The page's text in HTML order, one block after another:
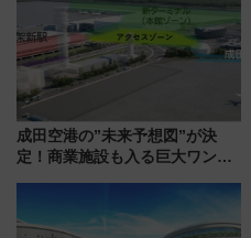
成田空港の”未来予想図”が決
定！商業施設も入る巨大ワンタ
ぶ！ JR空港駅は2面3線化！